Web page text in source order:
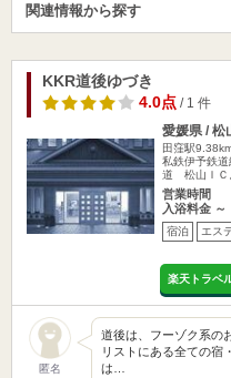
関連情報から探す
KKR道後ゆづき
4.0点/ 1 件
愛媛県 / 松
田窪駅
私鉄伊予鉄
道 松山ＩＣ
営業時間
入浴料金 ～
宿泊 エス
楽天トラベ
匿名
道後は、フーゾク系の
リストにある全ての宿
は…